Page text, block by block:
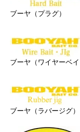
ブーヤ（プラグ）
ブーヤ（ワイヤーベイ
ブーヤ（ラバージグ）